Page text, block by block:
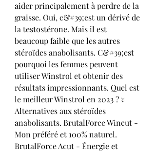
aider principalement à perdre de la
graisse. Oui, c&#39;est un dérivé de
la testostérone. Mais il est
beaucoup faible que les autres
stéroïdes anabolisants. C&#39;est
pourquoi les femmes peuvent
utiliser Winstrol et obtenir des
résultats impressionnants. Quel est
le meilleur Winstrol en 2023 ? ↓
Alternatives aux stéroïdes
anabolisants. BrutalForce Wincut -
Mon préféré et 100% naturel.
BrutalForce Acut - Énergie et